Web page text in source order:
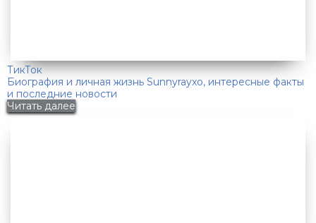
ТикТок
Биография и личная жизнь Sunnyrayxo, интересные факты
и последние новости
Читать далее